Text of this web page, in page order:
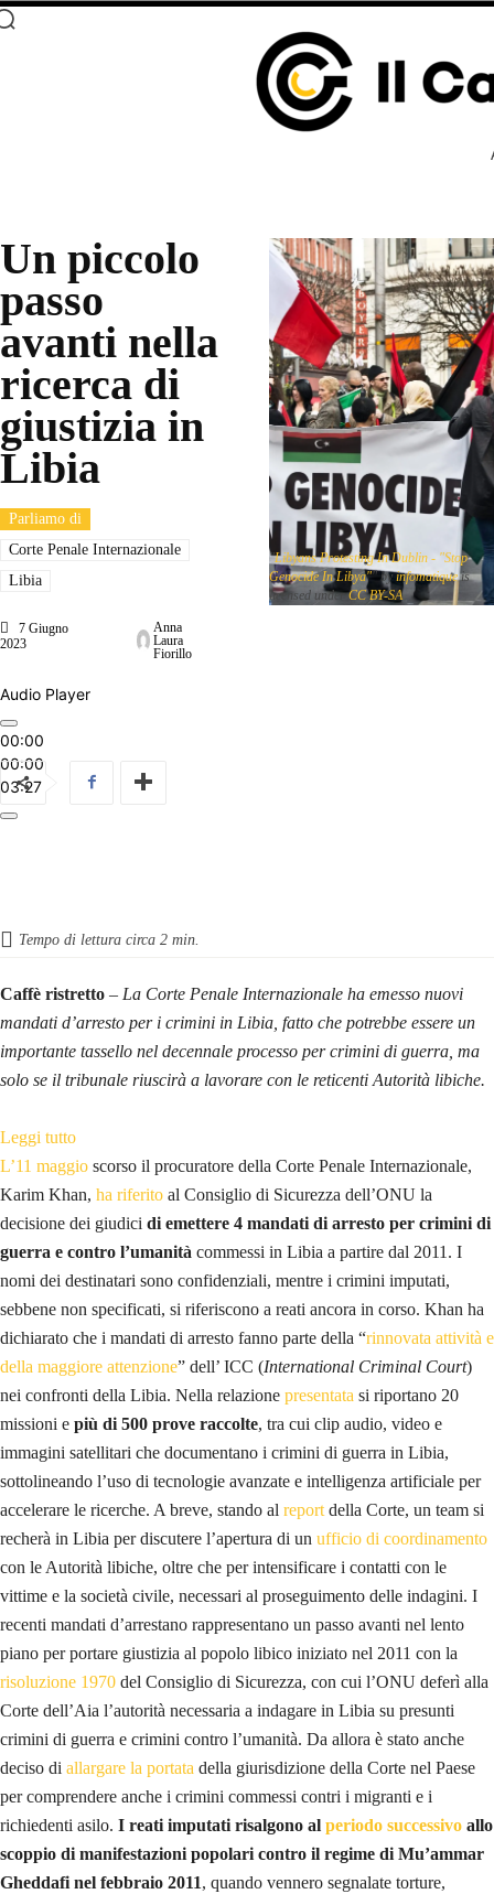
Un piccolo
passo
avanti nella
ricerca di
giustizia in
Libia
Parliamo di
Corte Penale Internazionale
Libia
7 Giugno
2023
Anna
Laura
Fiorillo
Audio Player
00:00
00:00
03:27
"Libyans Protesting In Dublin - "Stop
Genocide In Libya"" byinfomatiqueis
licensed underCC BY-SA
Tempo di lettura circa 2 min.
Caffè ristretto – La Corte Penale Internazionale ha emesso nuovi
mandati d’arresto per i crimini in Libia, fatto che potrebbe essere un
importante tassello nel decennale processo per crimini di guerra, ma
solo se il tribunale riuscirà a lavorare con le reticenti Autorità libiche.
Leggi tutto:
U
n
p
i
c
c
o
l
o
p
a
s
s
o
a
v
a
n
t
i
n
e
l
l
a
r
L’11 maggio scorso il procuratore della Corte Penale Internazionale,
Karim Khan, ha riferito al Consiglio di Sicurezza dell’ONU la
decisione dei giudici di emettere 4 mandati di arresto per crimini di
guerra e contro l’umanità commessi in Libia a partire dal 2011. I
nomi dei destinatari sono confidenziali, mentre i crimini imputati,
sebbene non specificati, si riferiscono a reati ancora in corso. Khan ha
dichiarato che i mandati di arresto fanno parte della “rinnovata attività e
della maggiore attenzione” dell’ ICC (International Criminal Court)
nei confronti della Libia. Nella relazione presentata si riportano 20
missioni e più di 500 prove raccolte, tra cui clip audio, video e
immagini satellitari che documentano i crimini di guerra in Libia,
sottolineando l’uso di tecnologie avanzate e intelligenza artificiale per
accelerare le ricerche. A breve, stando al report della Corte, un team si
recherà in Libia per discutere l’apertura di un ufficio di coordinamento
con le Autorità libiche, oltre che per intensificare i contatti con le
vittime e la società civile, necessari al proseguimento delle indagini. I
recenti mandati d’arrestano rappresentano un passo avanti nel lento
piano per portare giustizia al popolo libico iniziato nel 2011 con la
risoluzione 1970 del Consiglio di Sicurezza, con cui l’ONU deferì alla
Corte dell’Aia l’autorità necessaria a indagare in Libia su presunti
crimini di guerra e crimini contro l’umanità. Da allora è stato anche
deciso di allargare la portata della giurisdizione della Corte nel Paese
per comprendere anche i crimini commessi contri i migranti e i
richiedenti asilo. I reati imputati risalgono al periodo successivo allo
scoppio di manifestazioni popolari contro il regime di Mu’ammar
Gheddafi nel febbraio 2011, quando vennero segnalate torture,